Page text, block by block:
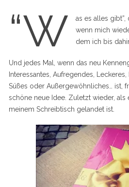
“W
as es alles gibt”,
wenn mich
dem ich bis
Und jedes Mal, wenn das neu
Interessantes, Aufregendes, Leckeres,
Süßes oder Außergewöhnliches… ist,
schöne neue Idee. Zuletzt wieder, als
meinem Schreibtisch gelandet ist.